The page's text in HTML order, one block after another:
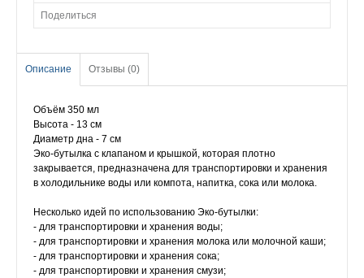
Поделиться
Описание Отзывы (0)
Объём 350 мл
Высота - 13 см
Диаметр дна - 7 см
Эко-бутылка с клапаном и крышкой, которая плотно
закрывается, предназначена для транспортировки и хранения
в холодильнике воды или компота, напитка, сока или молока.
Несколько идей по использованию Эко-бутылки:
- для транспортировки и хранения воды;
- для транспортировки и хранения молока или молочной каши;
- для транспортировки и хранения сока;
- для транспортировки и хранения смузи;